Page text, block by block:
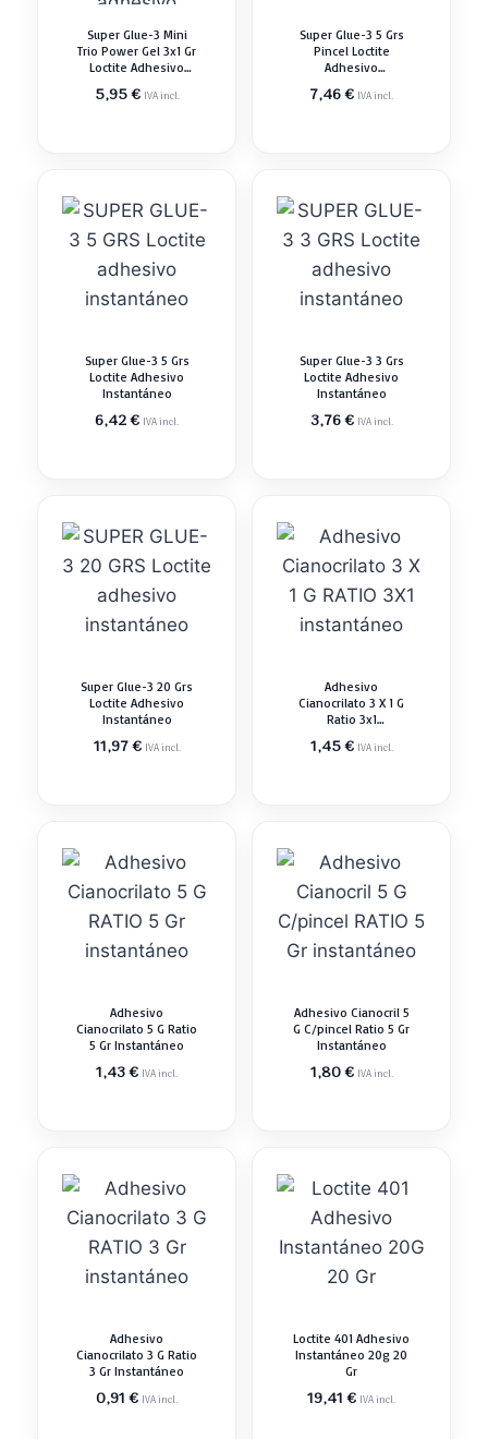
Super Glue-3 Mini
Trio Power Gel 3x1 Gr
Loctite Adhesivo
5,95€ IVA incl.
Super Glue-3 5 Grs
Pincel Loctite
Adhesivo
7,46€ IVA incl.
Super Glue-3 5 Grs
Loctite Adhesivo
Instantáneo
6,42€ IVA incl.
Super Glue-3 3 Grs
Loctite Adhesivo
Instantáneo
3,76€ IVA incl.
Super Glue-3 20 Grs
Loctite Adhesivo
Instantáneo
11,97€ IVA incl.
Adhesivo
Cianocrilato 3 X 1 G
Ratio 3x1
1,45€ IVA incl.
Adhesivo
Cianocrilato 5 G Ratio
5 Gr Instantáneo
1,43€ IVA incl.
Adhesivo Cianocril 5
G C/pincel Ratio 5 Gr
Instantáneo
1,80€ IVA incl.
Adhesivo
Cianocrilato 3 G Ratio
3 Gr Instantáneo
0,91€ IVA incl.
Loctite 401 Adhesivo
Instantáneo 20g 20
Gr
19,41€ IVA incl.